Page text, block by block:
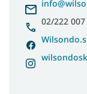
info@
02/222 007
wilsondosk